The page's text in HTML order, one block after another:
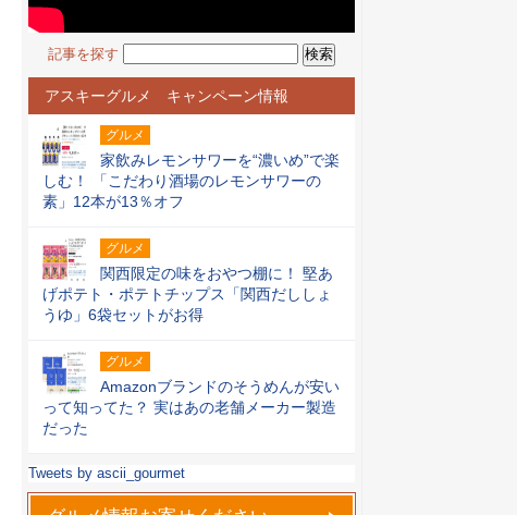
記事を探す
アスキーグルメ キャンペーン情報
グルメ
家飲みレモンサワーを“濃いめ”で楽
しむ！ 「こだわり酒場のレモンサワーの
素」12本が13％オフ
グルメ
関西限定の味をおやつ棚に！ 堅あ
げポテト・ポテトチップス「関西だししょ
うゆ」6袋セットがお得
グルメ
Amazonブランドのそうめんが安い
って知ってた？ 実はあの老舗メーカー製造
だった
Tweets by ascii_gourmet